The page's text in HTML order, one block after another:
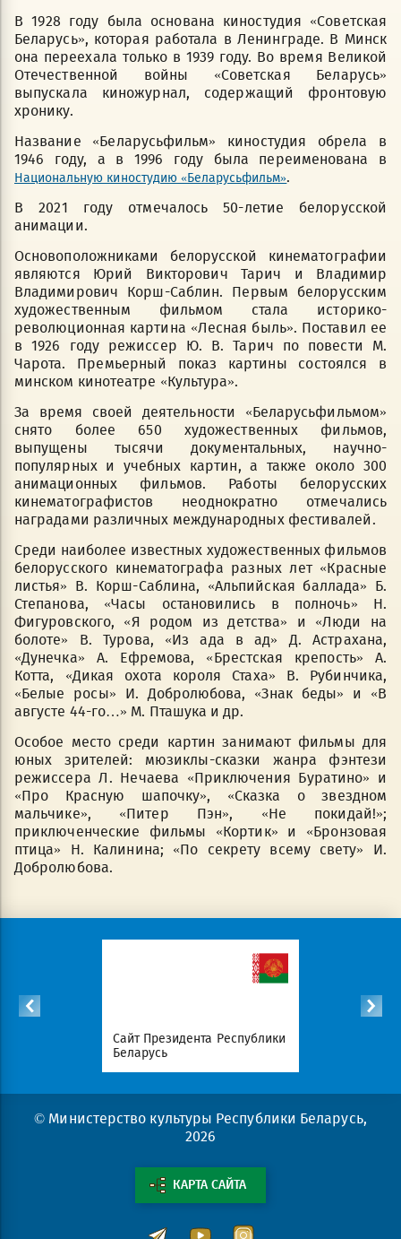
В 1928 году была основана киностудия «Советская
Беларусь», которая работала в Ленинграде. В Минск
она переехала только в 1939 году. Во время Великой
Отечественной войны «Советская Беларусь»
выпускала киножурнал, содержащий фронтовую
хронику.
Название «Беларусьфильм» киностудия обрела в
1946 году, а в 1996 году была переименована в
Национальную киностудию «Беларусьфильм».
В 2021 году отмечалось 50-летие белорусской
анимации.
Основоположниками белорусской кинематографии
являются Юрий Викторович Тарич и Владимир
Владимирович Корш-Саблин. Первым белорусским
художественным фильмом стала историко-
революционная картина «Лесная быль». Поставил ее
в 1926 году режиссер Ю. В. Тарич по повести М.
Чарота. Премьерный показ картины состоялся в
минском кинотеатре «Культура».
За время своей деятельности «Беларусьфильмом»
снято более 650 художественных фильмов,
выпущены тысячи документальных, научно-
популярных и учебных картин, а также около 300
анимационных фильмов. Работы белорусских
кинематографистов неоднократно отмечались
наградами различных международных фестивалей.
Среди наиболее известных художественных фильмов
белорусского кинематографа разных лет «Красные
листья» В. Корш-Саблина, «Альпийская баллада» Б.
Степанова, «Часы остановились в полночь» Н.
Фигуровского, «Я родом из детства» и «Люди на
болоте» В. Турова, «Из ада в ад» Д. Астрахана,
«Дунечка» А. Ефремова, «Брестская крепость» А.
Котта, «Дикая охота короля Стаха» В. Рубинчика,
«Белые росы» И. Добролюбова, «Знак беды» и «В
августе 44-го…» М. Пташука и др.
Особое место среди картин занимают фильмы для
юных зрителей: мюзиклы-сказки жанра фэнтези
режиссера Л. Нечаева «Приключения Буратино» и
«Про Красную шапочку», «Сказка о звездном
мальчике», «Питер Пэн», «Не покидай!»;
приключенческие фильмы «Кортик» и «Бронзовая
птица» Н. Калинина; «По секрету всему свету» И.
Добролюбова.
Сайт Президента Республики
Беларусь
© Министерство культуры Республики Беларусь,
2026
КАРТА САЙТА